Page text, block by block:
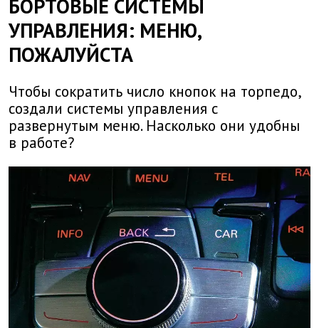
БОРТОВЫЕ СИСТЕМЫ
УПРАВЛЕНИЯ: МЕНЮ,
ПОЖАЛУЙСТА
Чтобы сократить число кнопок на торпедо,
создали системы управления с
развернутым меню. Насколько они удобны
в работе?